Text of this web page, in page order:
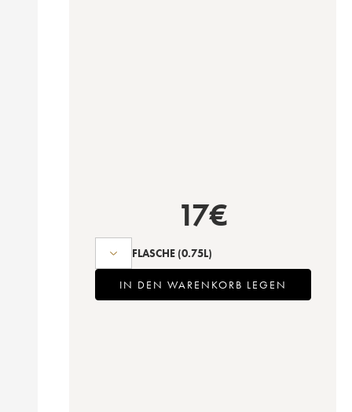
17€
FLASCHE (0.75L)
IN DEN WARENKORB LEGEN